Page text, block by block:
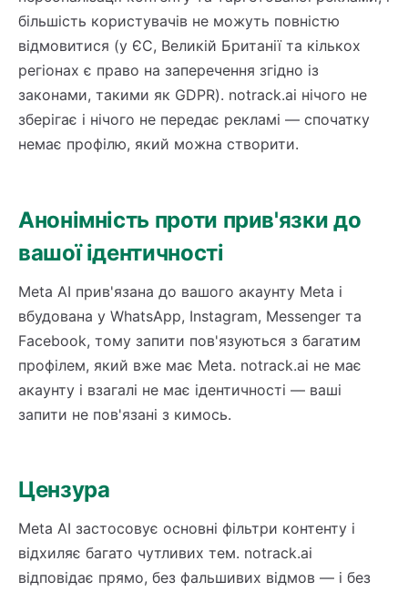
більшість користувачів не можуть повністю
відмовитися (у ЄС, Великій Британії та кількох
регіонах є право на заперечення згідно із
законами, такими як GDPR). notrack.ai нічого не
зберігає і нічого не передає рекламі — спочатку
немає профілю, який можна створити.
Анонімність проти прив'язки до
вашої ідентичності
Meta AI прив'язана до вашого акаунту Meta і
вбудована у WhatsApp, Instagram, Messenger та
Facebook, тому запити пов'язуються з багатим
профілем, який вже має Meta. notrack.ai не має
акаунту і взагалі не має ідентичності — ваші
запити не пов'язані з кимось.
Цензура
Meta AI застосовує основні фільтри контенту і
відхиляє багато чутливих тем. notrack.ai
відповідає прямо, без фальшивих відмов — і без